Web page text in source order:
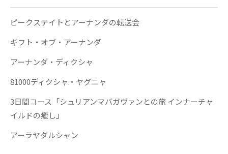
ピークステイトとアーナンダの転送会
ギフト・オブ・アーナンダ
アーナンダ・ディクシャ
81000ディクシャ・ヤグニャ
3日間コース「シュリアンマバガヴァンとの旅 インナーチャ
イルドの癒し」
アーラヤダルシャン